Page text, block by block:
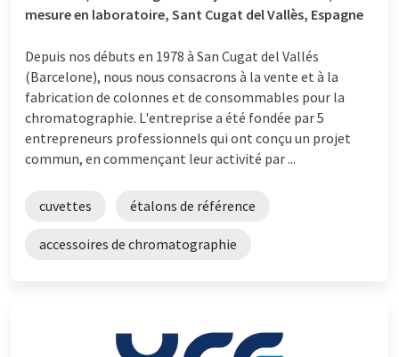
mesure en laboratoire, Sant Cugat del Vallès, Espagne
Depuis nos débuts en 1978 à San Cugat del Vallés
(Barcelone), nous nous consacrons à la vente et à la
fabrication de colonnes et de consommables pour la
chromatographie. L'entreprise a été fondée par 5
entrepreneurs professionnels qui ont conçu un projet
commun, en commençant leur activité par ...
cuvettes étalons de référence
accessoires de chromatographie